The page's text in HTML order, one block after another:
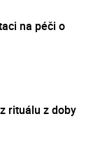
na péči o
rituálu z doby